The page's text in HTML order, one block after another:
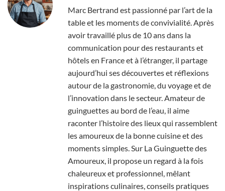
Marc Bertrand est passionné par l’art de la
table et les moments de convivialité. Après
avoir travaillé plus de 10 ans dans la
communication pour des restaurants et
hôtels en France et à l’étranger, il partage
aujourd’hui ses découvertes et réflexions
autour de la gastronomie, du voyage et de
l’innovation dans le secteur. Amateur de
guinguettes au bord de l’eau, il aime
raconter l’histoire des lieux qui rassemblent
les amoureux de la bonne cuisine et des
moments simples. Sur La Guinguette des
Amoureux, il propose un regard à la fois
chaleureux et professionnel, mêlant
inspirations culinaires, conseils pratiques